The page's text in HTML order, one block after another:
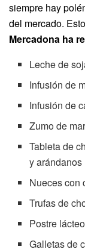
siempre hay
del mercado.
Mercadona ha
Leche de
Infusión de
Infusión de
Zumo de
Tableta de
y arándanos
Nueces con
Trufas de
Postre
Galletas de